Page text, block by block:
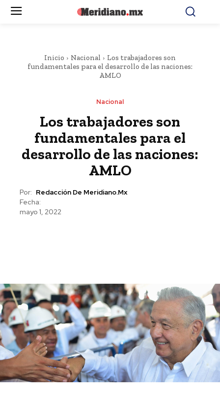
Inicio Nacional
Los trabajadores son
fundamentales para el desarrollo de las naciones:
AMLO
Nacional
Los trabajadores son
fundamentales para el
desarrollo de las naciones:
AMLO
Por: Redacción De Meridiano.mx
Fecha:
mayo 1, 2022